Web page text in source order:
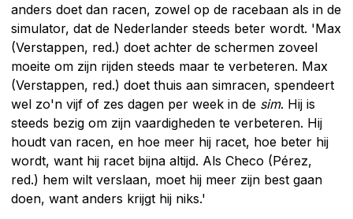
anders doet dan racen, zowel op de racebaan als in de
simulator, dat de Nederlander steeds beter wordt. 'Max
(Verstappen, red.) doet achter de schermen zoveel
moeite om zijn rijden steeds maar te verbeteren. Max
(Verstappen, red.) doet thuis aan simracen, spendeert
wel zo'n vijf of zes dagen per week in de sim. Hij is
steeds bezig om zijn vaardigheden te verbeteren. Hij
houdt van racen, en hoe meer hij racet, hoe beter hij
wordt, want hij racet bijna altijd. Als Checo (Pérez,
red.) hem wilt verslaan, moet hij meer zijn best gaan
doen, want anders krijgt hij niks.'